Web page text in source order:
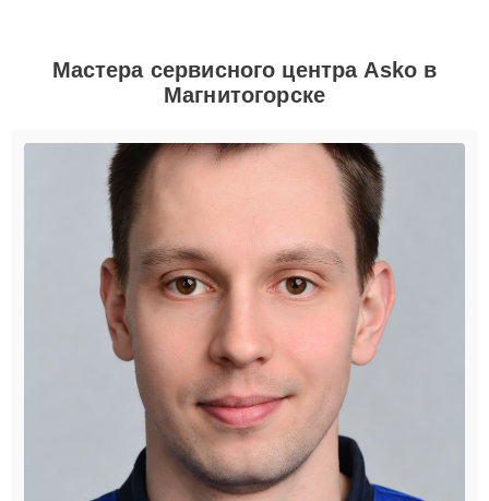
Мастера сервисного центра Asko в
Магнитогорске